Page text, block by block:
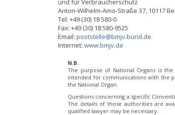
und für Verbraucherschutz
Anton-Wilhelm-Amo-Straße 37, 10117
Tel: +49 (30) 18 580-0
Fax: +49 (30) 18 580-9525
Email: poststelle@bmjv.bund.de
Internet: www.bmjv.de
N.B.
The purpose of National Organs is
intended for communications with the
the National Organ.
Questions concerning a specific
The details of those authorities are
qualified lawyer may be necessary.